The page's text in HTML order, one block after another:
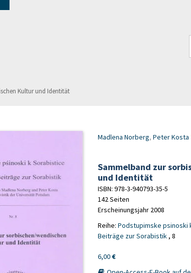
Kultur und Identität
Madlena Norberg, Peter Kosta
Sammelband zur
und Identität
ISBN: 978-3-940793-35-5
142 Seiten
Erscheinungsjahr 2008
Reihe: Podstupimske psinoski
Beiträge zur Sorabistik, 8
6,00€